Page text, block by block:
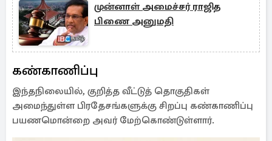
முன்னாள் அமைச்சர் ராஜித
பிணை அனுமதி
கண்காணிப்பு
இந்தநிலையில், குறித்த வீட்டுத் தொகுதிகள்
அமைந்துள்ள பிரதேசங்களுக்கு சிறப்பு கண்காணிப்பு
பயணமொன்றை அவர் மேற்கொண்டுள்ளார்.